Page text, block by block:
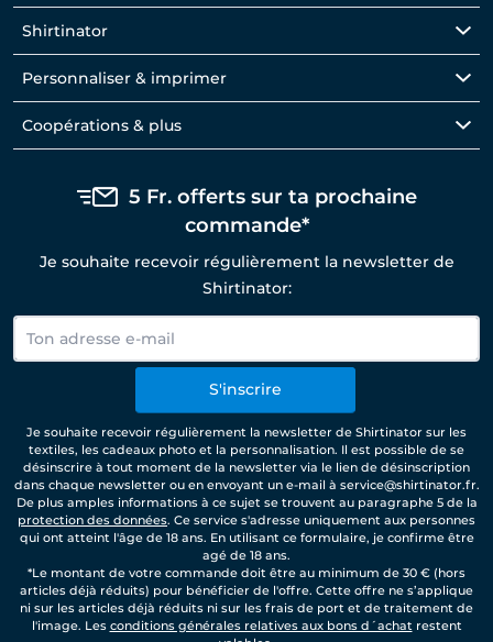
Shirtinator
Personnaliser & imprimer
Coopérations & plus
5 Fr. offerts sur ta prochaine
commande*
Je souhaite recevoir régulièrement la newsletter de
Shirtinator:
S'inscrire
Je souhaite recevoir régulièrement la newsletter de Shirtinator sur les
textiles, les cadeaux photo et la personnalisation. Il est possible de se
désinscrire à tout moment de la newsletter via le lien de désinscription
dans chaque newsletter ou en envoyant un e-mail à service@shirtinator.fr.
De plus amples informations à ce sujet se trouvent au paragraphe 5 de la
protection des données. Ce service s'adresse uniquement aux personnes
qui ont atteint l'âge de 18 ans. En utilisant ce formulaire, je confirme être
agé de 18 ans.
*Le montant de votre commande doit être au minimum de 30 € (hors
articles déjà réduits) pour bénéficier de l'offre. Cette offre ne s’applique
ni sur les articles déjà réduits ni sur les frais de port et de traitement de
l'image. Les conditions générales relatives aux bons d´achatrestent